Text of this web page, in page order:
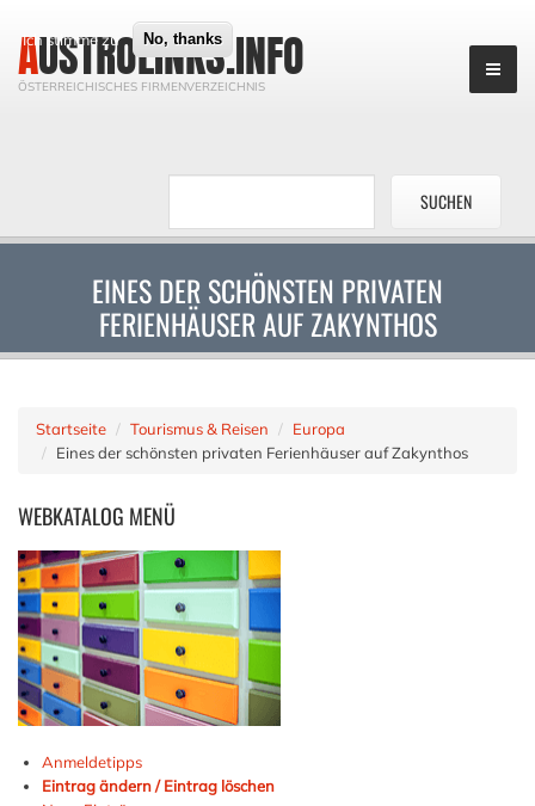
Ich stimme zu No, thanks
AUSTROLINKS.INFO
ÖSTERREICHISCHES FIRMENVERZEICHNIS
EINES DER SCHÖNSTEN PRIVATEN
FERIENHÄUSER AUF ZAKYNTHOS
Startseite Tourismus & Reisen
Europa
Eines der schönsten privaten Ferienhäuser auf Zakynthos
WEBKATALOG MENÜ
Anmeldetipps
Eintrag ändern / Eintrag löschen